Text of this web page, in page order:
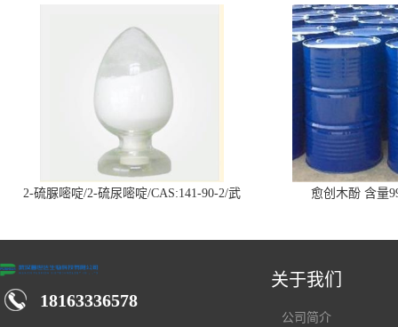
2-硫脲嘧啶/2-硫尿嘧啶/CAS:141-90-2/武
愈创木酚 含量
18163336578
关于我们
公司简介